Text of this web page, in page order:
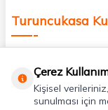
Turuncukasa
Çerez
Kişisel
sunulması için